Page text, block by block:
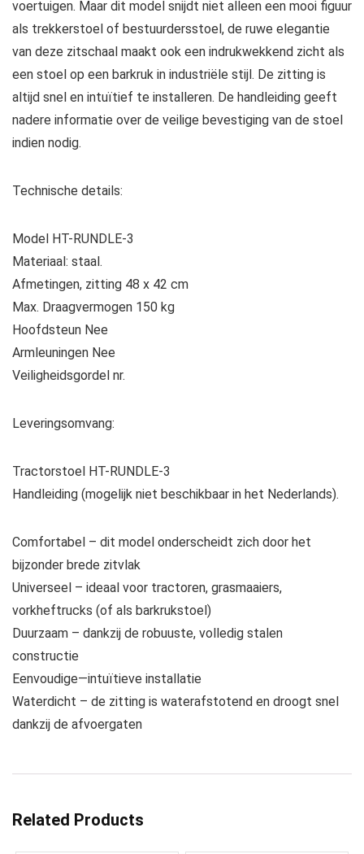
voertuigen. Maar dit model snijdt niet alleen een mooi figuur
als trekkerstoel of bestuurdersstoel, de ruwe elegantie
van deze zitschaal maakt ook een indrukwekkend zicht als
een stoel op een barkruk in industriële stijl. De zitting is
altijd snel en intuïtief te installeren. De handleiding geeft
nadere informatie over de veilige bevestiging van de stoel
indien nodig.
Technische details:
Model HT-RUNDLE-3
Materiaal: staal.
Afmetingen, zitting 48 x 42 cm
Max. Draagvermogen 150 kg
Hoofdsteun Nee
Armleuningen Nee
Veiligheidsgordel nr.
Leveringsomvang:
Tractorstoel HT-RUNDLE-3
Handleiding (mogelijk niet beschikbaar in het Nederlands).
Comfortabel – dit model onderscheidt zich door het
bijzonder brede zitvlak
Universeel – ideaal voor tractoren, grasmaaiers,
vorkheftrucks (of als barkrukstoel)
Duurzaam – dankzij de robuuste, volledig stalen
constructie
Eenvoudige—intuïtieve installatie
Waterdicht – de zitting is waterafstotend en droogt snel
dankzij de afvoergaten
Related Products